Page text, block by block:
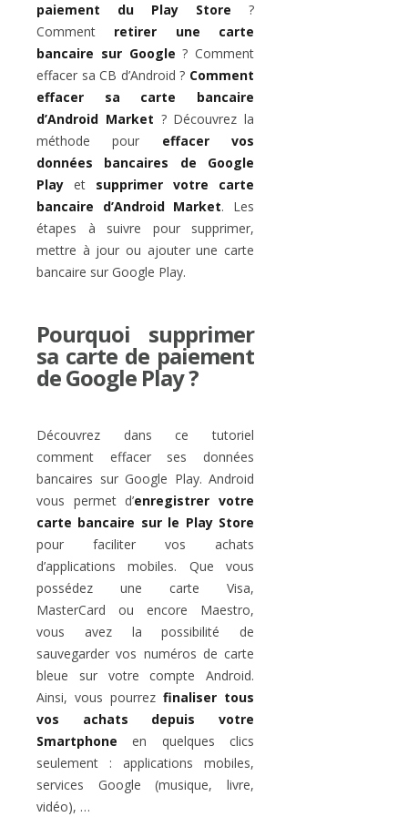
paiement du Play Store ?
Comment retirer une carte
bancaire sur Google ? Comment
effacer sa CB d’Android ? Comment
effacer sa carte bancaire
d’Android Market ? Découvrez la
méthode pour effacer vos
données bancaires de Google
Play et supprimer votre carte
bancaire d’Android Market. Les
étapes à suivre pour supprimer,
mettre à jour ou ajouter une carte
bancaire sur Google Play.
Pourquoi supprimer
sa carte de paiement
de Google Play ?
Découvrez dans ce tutoriel
comment effacer ses données
bancaires sur Google Play. Android
vous permet d’enregistrer votre
carte bancaire sur le Play Store
pour faciliter vos achats
d’applications mobiles. Que vous
possédez une carte Visa,
MasterCard ou encore Maestro,
vous avez la possibilité de
sauvegarder vos numéros de carte
bleue sur votre compte Android.
Ainsi, vous pourrez finaliser tous
vos achats depuis votre
Smartphone en quelques clics
seulement : applications mobiles,
services Google (musique, livre,
vidéo), …